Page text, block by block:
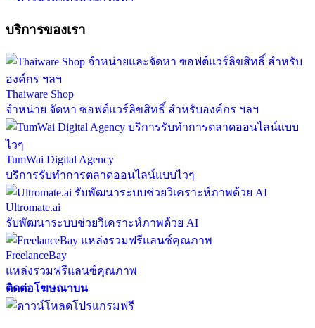
บริการของเรา
Thaiware Shop
จำหน่าย จัดหา ซอฟต์แวร์ลิขสิทธิ์ สำหรับองค์กร ฯลฯ
TumWai Digital Agency
บริการรับทำการตลาดออนไลน์แบบไวๆ
Ultromate.ai
รับพัฒนาระบบช่วยวิเคราะห์ภาพด้วย AI
FreelanceBay
แหล่งรวมฟรีแลนซ์คุณภาพ
ติดต่อโฆษณาบน